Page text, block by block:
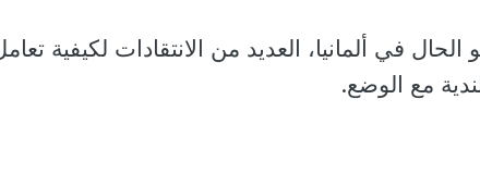
في ألمانيا، العديد من الانتقادات لكيفية
مع الوضع.